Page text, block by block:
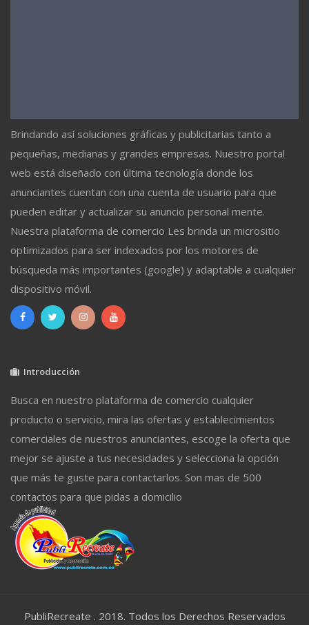
Brindando así soluciones gráficas y publicitarias tanto a
pequeñas, medianas y grandes empresas. Nuestro portal
web está diseñado con última tecnología donde los
anunciantes cuentan con una cuenta de usuario para que
pueden editar y actualizar su anuncio personal mente.
Nuestra plataforma de comercio Les brinda un micrositio
optimizados para ser indexados por los motores de
búsqueda más importantes (google) y adaptable a cualquier
dispositivo móvil.
Introducción
Busca en nuestro plataforma de comercio cualquier
producto o servicio, mira las ofertas y establecimientos
comerciales de nuestros anunciantes, escoge la oferta que
mejor se ajuste a tus necesidades y selecciona la opción
que más te guste para contactarlos. Son mas de 500
contactos para que pidas a domicilio
PubliRecreate . 2018. Todos los Derechos Reservados